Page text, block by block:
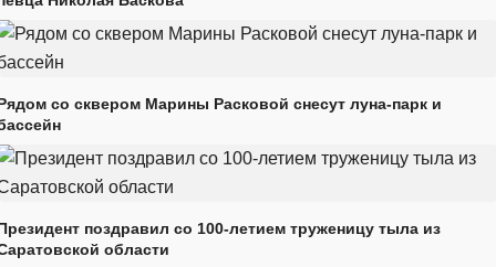
со сквером Марины Расковой снесут луна-парк и
поздравил со 100-летием труженицу тыла из
области